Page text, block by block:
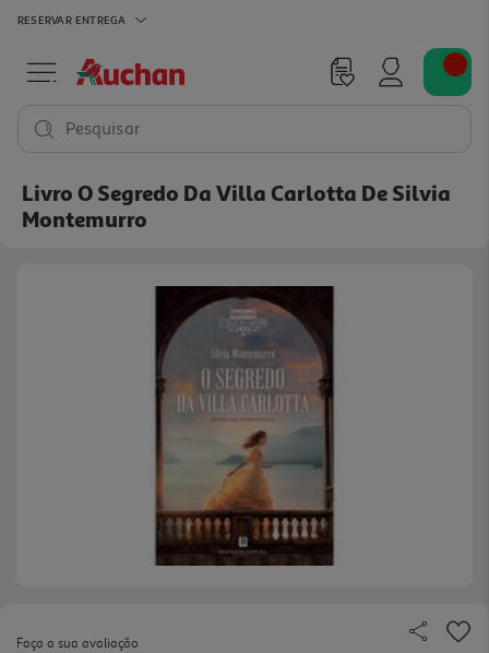
RESERVAR ENTREGA
Pesquisar
Livro O Segredo Da Villa Carlotta De Silvia
Montemurro
Faça a sua avaliação